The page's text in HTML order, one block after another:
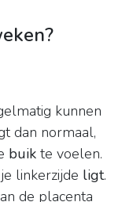
kunnen
dan normaal,
buik te voelen.
linkerzijde ligt.
de placenta